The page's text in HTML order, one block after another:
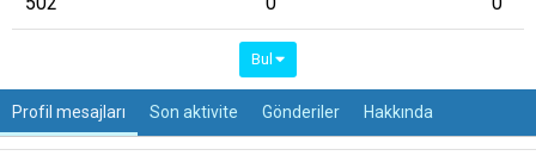
Bul
Profil mesajları Son aktivite Gönderiler Hakkında